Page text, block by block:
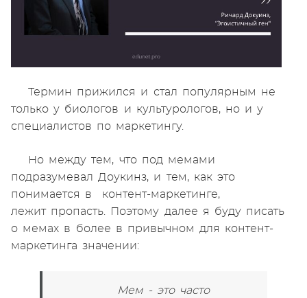
Термин прижился и стал популярным не
только у биологов и культурологов, но и у
специалистов по маркетингу.
Но между тем, что под мемами
подразумевал Доукинз, и тем, как это
понимается в контент-маркетинге,
лежит пропасть. Поэтому далее я буду писать
о мемах в более в привычном для контент-
маркетинга значении:
Мем - это часто